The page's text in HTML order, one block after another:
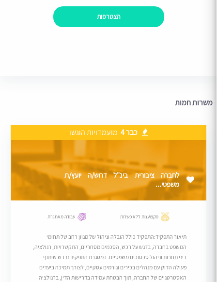
הצטרפות
משרות חמות
כבר 4 מועמדויות הוגשו
לחברה ציבורית בינ"ל דרוש/ה יועץ/ת
משפטי...
מקצוענות ללא פשרות עבודה מאתגרת
תיאור התפקיד:התפקיד כולל הובלה וניהול של מגוון רחב של תחומי
המשפט בחברה, בדגש על רכש, הסכמים מסחריים, התקשרויות, רגולציה,
דיני תחרות וניהול סכסוכים משפטיים. במסגרת התפקיד נדרש שיתוף
פעולה הדוק עם מנהלים בכירים וגורמים עסקיים, לצורך תמיכה ביעדים
האסטרטגיים של החברה, תוך הבטחת עמידה בדרישות הדין, ברגולציה